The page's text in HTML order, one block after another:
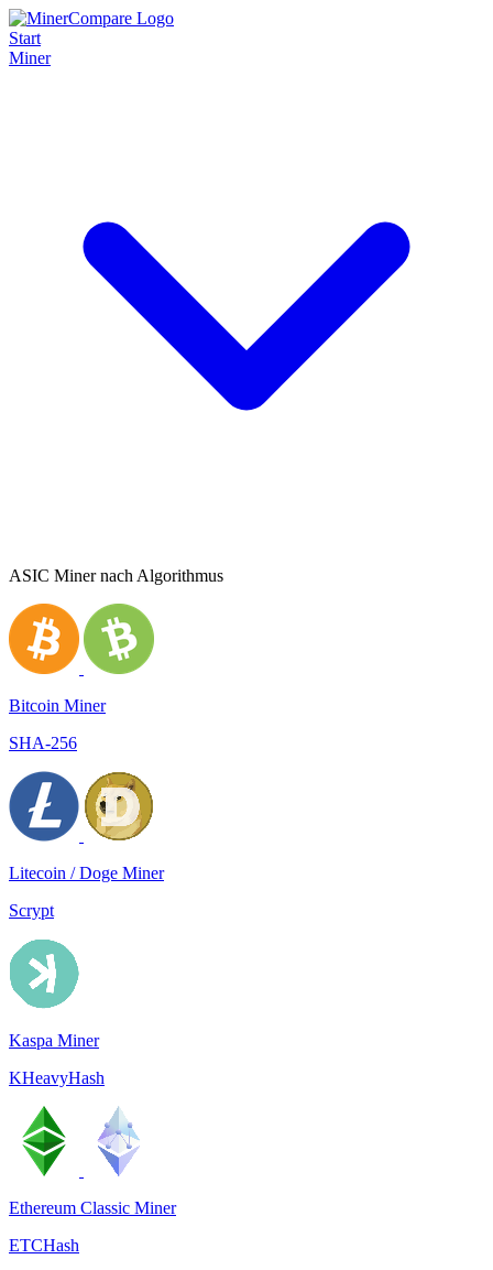
Start
Miner
ASIC Miner nach Algorithmus
Bitcoin Miner
SHA-256
Litecoin / Doge Miner
Scrypt
Kaspa Miner
KHeavyHash
Ethereum Classic Miner
ETCHash